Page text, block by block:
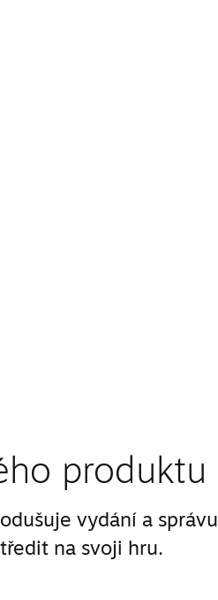
produktu
vydání a správu
na svoji hru.